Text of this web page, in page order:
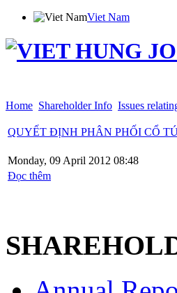
Viet Nam
Home Shareholder Info Issues
QUYẾT ĐỊNH PHÂN PHỐI CỔ
Monday, 09 April 2012 08:48
Đọc thêm